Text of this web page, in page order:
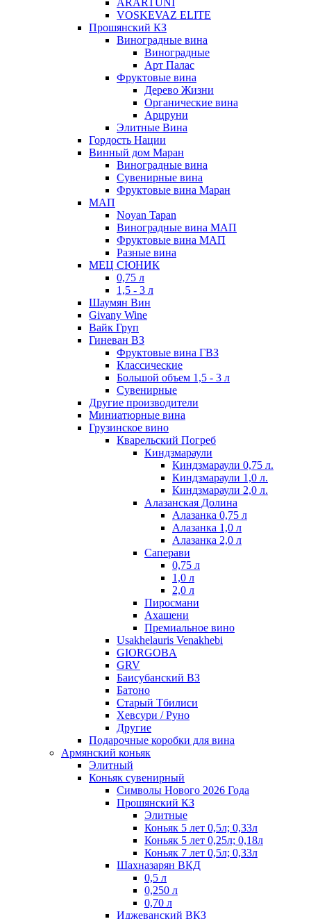
ARARTUNI
VOSKEVAZ ELITE
Прошянский КЗ
Виноградные вина
Виноградные
Арт Палас
Фруктовые вина
Дерево Жизни
Органические вина
Арцруни
Элитные Вина
Гордость Нации
Винный дом Маран
Виноградные вина
Сувенирные вина
Фруктовые вина Маран
МАП
Noyan Tapan
Виноградные вина МАП
Фруктовые вина МАП
Разные вина
МЕЦ СЮНИК
0,75 л
1,5 - 3 л
Шаумян Вин
Givany Wine
Вайк Груп
Гиневан ВЗ
Фруктовые вина ГВЗ
Классические
Большой объем 1,5 - 3 л
Сувенирные
Другие производители
Миниатюрные вина
Грузинское вино
Кварельский Погреб
Киндзмараули
Киндзмараули 0,75 л.
Киндзмараули 1,0 л.
Киндзмараули 2,0 л.
Алазанская Долина
Алазанка 0,75 л
Алазанка 1,0 л
Алазанка 2,0 л
Саперави
0,75 л
1,0 л
2,0 л
Пиросмани
Ахашени
Премиальное вино
Usakhelauris Venakhebi
GIORGOBA
GRV
Баисубанский ВЗ
Батоно
Старый Тбилиси
Хевсури / Руно
Другие
Подарочные коробки для вина
Армянский коньяк
Элитный
Коньяк сувенирный
Символы Нового 2026 Года
Прошянский КЗ
Элитные
Коньяк 5 лет 0,5л; 0,33л
Коньяк 5 лет 0,25л; 0,18л
Коньяк 7 лет 0,5л; 0,33л
Шахназарян ВКД
0,5 л
0,250 л
0,70 л
Иджеванский ВКЗ